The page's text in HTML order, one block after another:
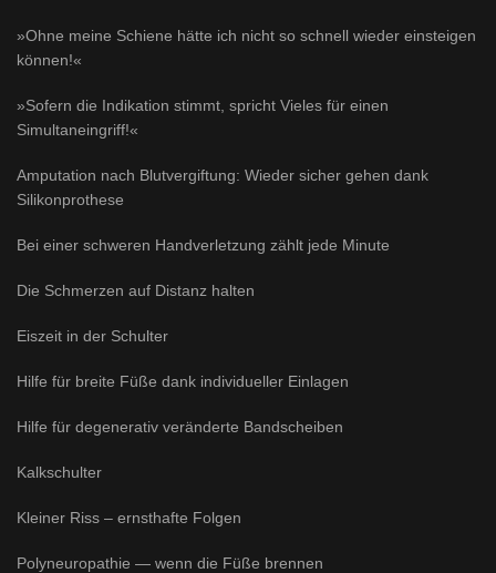
»Ohne meine Schiene hätte ich nicht so schnell wieder einsteigen
können!«
»Sofern die Indikation stimmt, spricht Vieles für einen
Simultaneingriff!«
Amputation nach Blutvergiftung: Wieder sicher gehen dank
Silikonprothese
Bei einer schweren Handverletzung zählt jede Minute
Die Schmerzen auf Distanz halten
Eiszeit in der Schulter
Hilfe für breite Füße dank individueller Einlagen
Hilfe für degenerativ veränderte Bandscheiben
Kalkschulter
Kleiner Riss – ernsthafte Folgen
Polyneuropathie — wenn die Füße brennen